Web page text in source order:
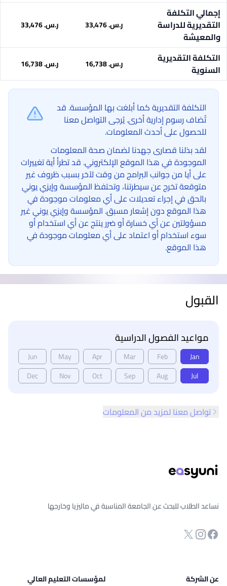
إجمالي التكلفة
التقديرية للدراسة
والمعيشة
ر.س.‏ 33,476 ر.س.‏ 33,476
التكلفة التقديرية
السنوية
ر.س.‏ 16,738 ر.س.‏ 16,738
التكلفة التقديرية كما أبلغت بها المؤسسة. قد
تُضاف رسوم إدارية أخرى. يُرجى التواصل معنا
للحصول على أحدث المعلومات.
لقد بذلنا قصارى جهدنا لضمان صحة المعلومات
الموجودة في هذا الموقع الإلكتروني. قد تطرأ أية تغييرات
على أيا من جوانب البرامج من وقت لآخر بسبب ظروف غير
متوقعة تخرج عن سيطرتنا، وتحتفظ المؤسسة وإيزي يوني
بالحق في إجراء تعديلات على أي معلومات موجودة في
هذا الموقع دون إشعار مسبق. المؤسسة وإيزي يوني غير
مسؤولتين عن أي خسارة أو ضرر ينتج عن أي استخدام أو
سوء استخدام أو اعتماد على أي معلومات موجودة في
هذا الموقع.
القبول
مواعيد الفصول الدراسية
Jan
Feb
Mar
Apr
May
Jun
Jul
Aug
Sep
Oct
Nov
Dec
تواصل معنا لمزيد من المعلومات
نساعد الطلاب للبحث عن الجامعة المناسبة في ماليزيا وخارجها
صفحة الفيسبوك
انستجرام
Twitter
عن الشركة
لمؤسسات التعليم العالي